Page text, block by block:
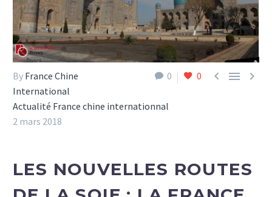
0 0   
By France Chine
International
Actualité France chine internationnal
2 mars 2018
LES NOUVELLES ROUTES